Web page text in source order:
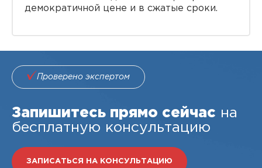
демократичной цене и в сжатые сроки.
Проверено экспертом
Запишитесь прямо сейчас на
бесплатную консультацию
ЗАПИСАТЬСЯ НА КОНСУЛЬТАЦИЮ